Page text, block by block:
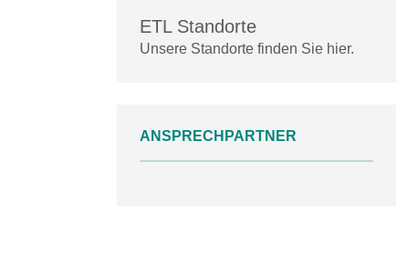
ETL Standorte
Unsere Standorte finden Sie hier.
ANSPRECHPARTNER